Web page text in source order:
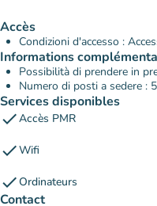
Accès
Condizioni d'accesso :
Informations
Possibilità di prendere in
Numero di posti a sedere :
Services disponibles
checkAccès PMR
checkWifi
checkOrdinateurs
Contact